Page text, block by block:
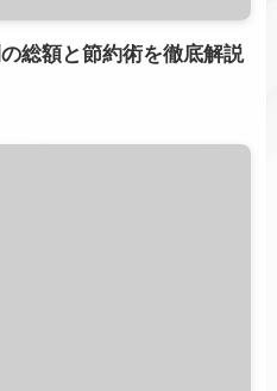
総額と節約術を徹底解説